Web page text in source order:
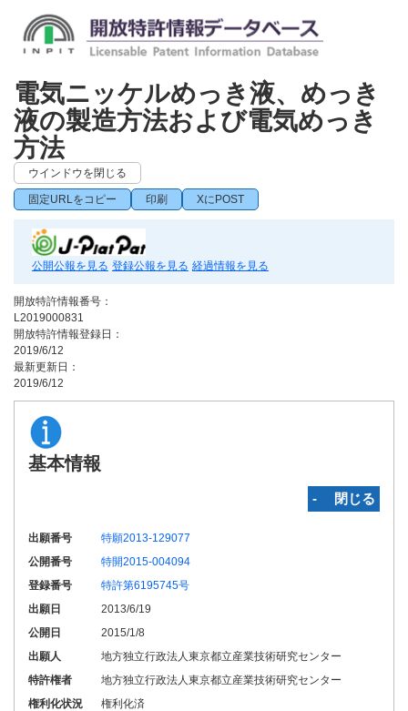
電気ニッケルめっき液、めっき
液の製造方法および電気めっき
方法
ウインドウを閉じる
固定URLをコピー 印刷 XにPOST
公開公報を見る 登録公報を見る 経過情報を見る
開放特許情報番号：
L2019000831
開放特許情報登録日：
2019/6/12
最新更新日：
2019/6/12
基本情報
‐ 閉じる
出願番号
特願2013-129077
公開番号
特開2015-004094
登録番号
特許第6195745号
出願日
2013/6/19
公開日
2015/1/8
出願人
地方独立行政法人東京都立産業技術研究センター
特許権者
地方独立行政法人東京都立産業技術研究センター
権利化状況
権利化済